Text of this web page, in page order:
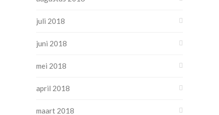
juli 2018
juni 2018
mei 2018
april 2018
maart 2018